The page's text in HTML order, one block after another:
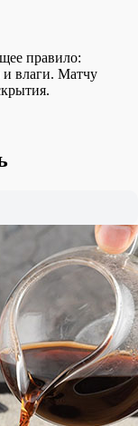
правило:
и влаги. Матчу